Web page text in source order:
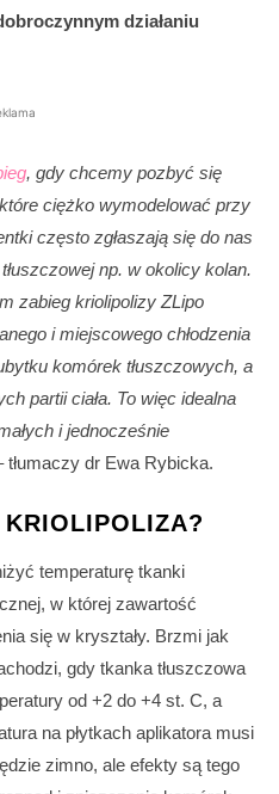
działaniu
, gdy chcemy pozbyć się
re ciężko wymodelować przy
często zgłaszają się do nas
np. w okolicy kolan.
zabieg kriolipolizy ZLipo
i miejscowego chłodzenia
komórek tłuszczowych, a
partii ciała. To więc idealna
i jednocześnie
tłumaczy dr Ewa Rybicka.
temperaturę tkanki
w której zawartość
się w kryształy. Brzmi jak
gdy tkanka tłuszczowa
od +2 do +4 st. C, a
na płytkach aplikatora musi
zimno, ale efekty są tego